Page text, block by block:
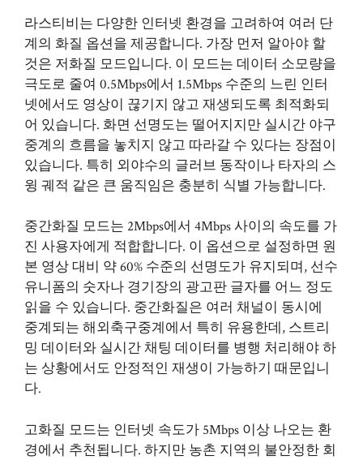
라스티비는 다양한 인터넷 환경을 고려하여 여러 단
계의 화질 옵션을 제공합니다. 가장 먼저 알아야 할
것은 저화질 모드입니다. 이 모드는 데이터 소모량을
극도로 줄여 0.5Mbps에서 1.5Mbps 수준의 느린 인터
넷에서도 영상이 끊기지 않고 재생되도록 최적화되
어 있습니다. 화면 선명도는 떨어지지만 실시간 야구
중계의 흐름을 놓치지 않고 따라갈 수 있다는 장점이
있습니다. 특히 외야수의 글러브 동작이나 타자의 스
윙 궤적 같은 큰 움직임은 충분히 식별 가능합니다.
중간화질 모드는 2Mbps에서 4Mbps 사이의 속도를 가
진 사용자에게 적합합니다. 이 옵션으로 설정하면 원
본 영상 대비 약 60% 수준의 선명도가 유지되며, 선수
유니폼의 숫자나 경기장의 광고판 글자를 어느 정도
읽을 수 있습니다. 중간화질은 여러 채널이 동시에
중계되는 해외축구중계에서 특히 유용한데, 스트리
밍 데이터와 실시간 채팅 데이터를 병행 처리해야 하
는 상황에서도 안정적인 재생이 가능하기 때문입니
다.
고화질 모드는 인터넷 속도가 5Mbps 이상 나오는 환
경에서 추천됩니다. 하지만 농촌 지역의 불안정한 회